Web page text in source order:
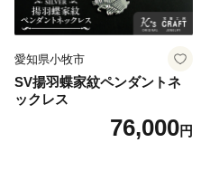
愛知県小牧市
SV揚羽蝶家紋ペンダントネ
ックレス
76,000円